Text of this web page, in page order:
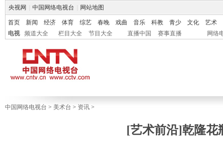
央视网 中国网络电视台 网站地图
首页 新闻 经济 体育 综艺 春晚 戏曲 音乐 科教 青少 文化
艺术
电视
频道大全 栏目大全 节目大全 直播中国 赛事直播 网络
中国网络电视台 > 美术台 > 资讯 >
[艺术前沿]乾隆花